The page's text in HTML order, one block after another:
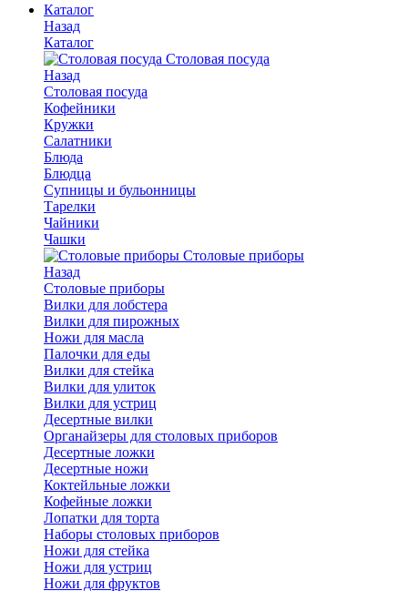
Каталог
Назад
Каталог
Столовая посуда
Назад
Столовая посуда
Кофейники
Кружки
Салатники
Блюда
Блюдца
Супницы и бульонницы
Тарелки
Чайники
Чашки
Cтоловые приборы
Назад
Cтоловые приборы
Вилки для лобстера
Вилки для пирожных
Ножи для масла
Палочки для еды
Вилки для стейка
Вилки для улиток
Вилки для устриц
Десертные вилки
Органайзеры для столовых приборов
Десертные ложки
Десертные ножи
Коктейльные ложки
Кофейные ложки
Лопатки для торта
Наборы столовых приборов
Ножи для стейка
Ножи для устриц
Ножи для фруктов